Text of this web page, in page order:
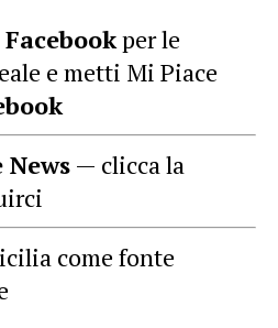
per le
e metti Mi Piace
News — clicca la
come fonte